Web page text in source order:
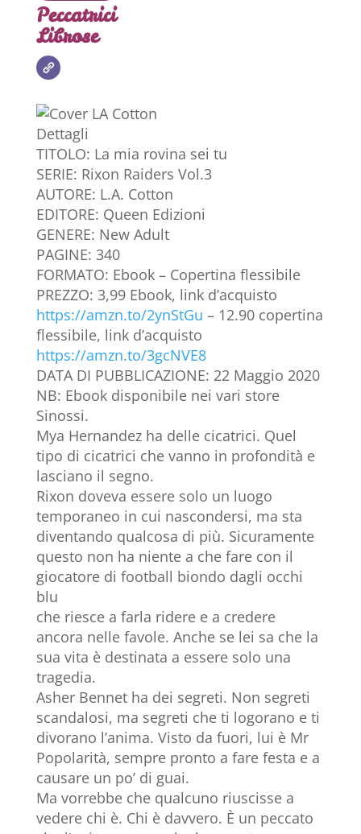
Peccatrici
Librose
Dettagli
TITOLO: La mia rovina sei tu
SERIE: Rixon Raiders Vol.3
AUTORE: L.A. Cotton
EDITORE: Queen Edizioni
GENERE: New Adult
PAGINE: 340
FORMATO: Ebook – Copertina flessibile
PREZZO: 3,99 Ebook, link d’acquisto
https://amzn.to/2ynStGu – 12.90 copertina
flessibile, link d’acquisto
https://amzn.to/3gcNVE8
DATA DI PUBBLICAZIONE: 22 Maggio 2020
NB: Ebook disponibile nei vari store
Sinossi.
Mya Hernandez ha delle cicatrici. Quel
tipo di cicatrici che vanno in profondità e
lasciano il segno.
Rixon doveva essere solo un luogo
temporaneo in cui nascondersi, ma sta
diventando qualcosa di più. Sicuramente
questo non ha niente a che fare con il
giocatore di football biondo dagli occhi
blu
che riesce a farla ridere e a credere
ancora nelle favole. Anche se lei sa che la
sua vita è destinata a essere solo una
tragedia.
Asher Bennet ha dei segreti. Non segreti
scandalosi, ma segreti che ti logorano e ti
divorano l’anima. Visto da fuori, lui è Mr
Popolarità, sempre pronto a fare festa e a
causare un po’ di guai.
Ma vorrebbe che qualcuno riuscisse a
vedere chi è. Chi è davvero. È un peccato